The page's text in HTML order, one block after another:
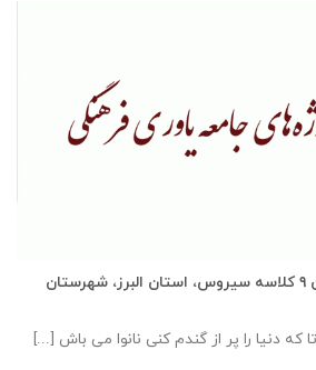
گزارش روند ساخت دبستان ٩ كلاسه سيروس، استان البرز، شهرستان
که دنیا را پر از گندم کنی نانوا می باش [...]